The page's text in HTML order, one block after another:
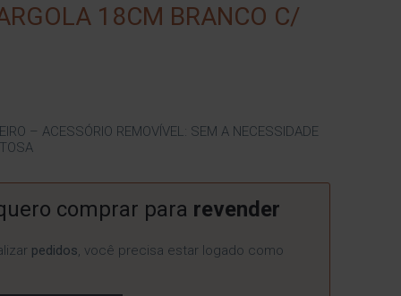
18CM BRANCO C/
– ACESSÓRIO REMOVÍVEL: SEM A NECESSIDADE
comprar para revender
pedidos , você precisa estar logado como